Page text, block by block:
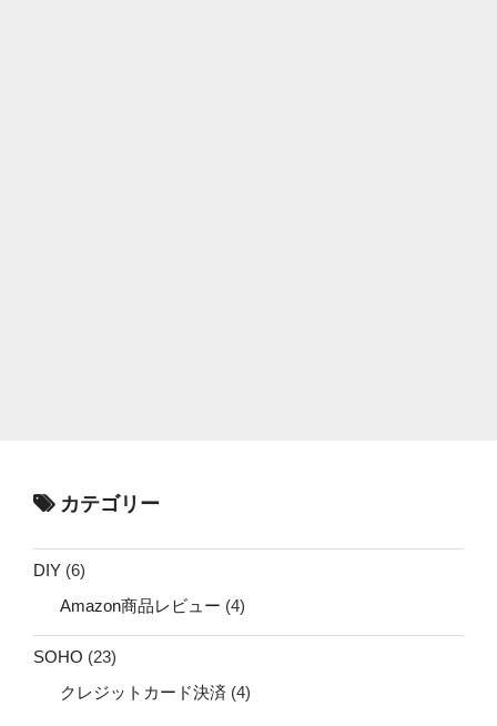
カテゴリー
DIY (6)
Amazon商品レビュー (4)
SOHO (23)
クレジットカード決済 (4)